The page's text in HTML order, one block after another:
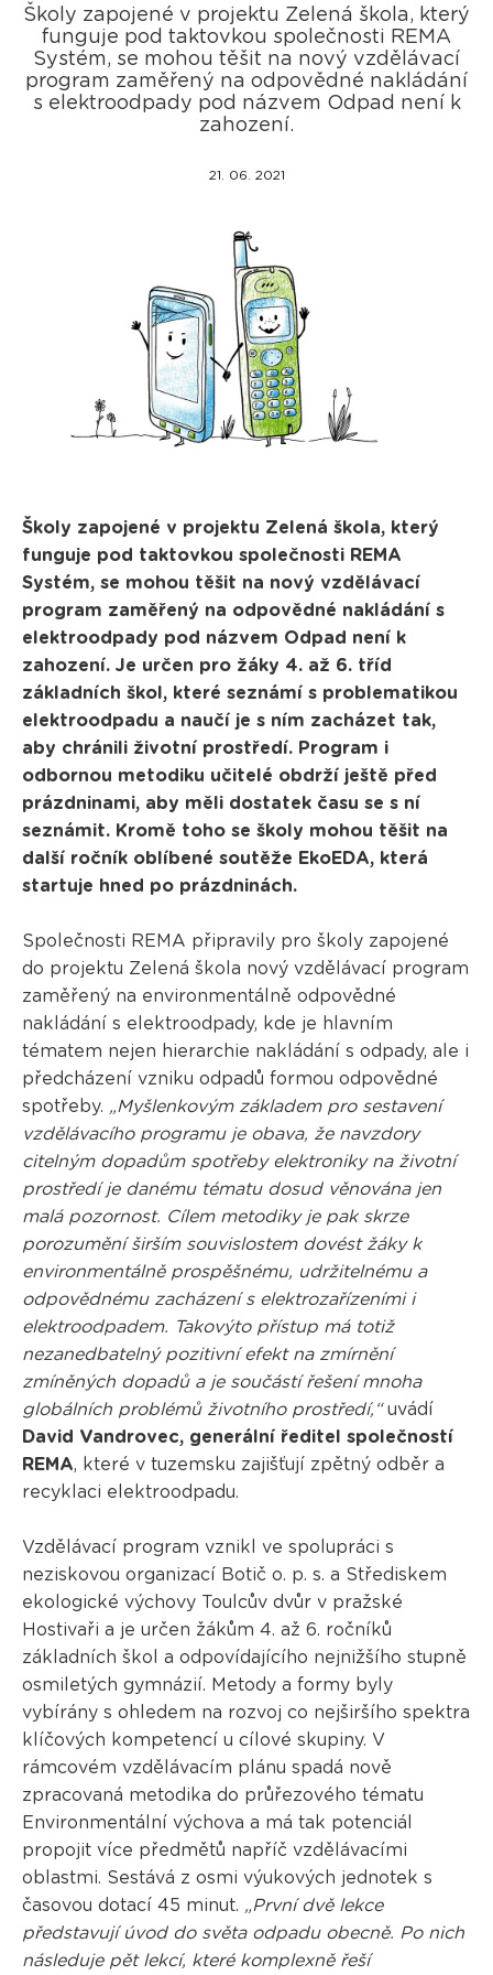
Školy zapojené v projektu Zelená škola, který
funguje pod taktovkou společnosti REMA
Systém, se mohou těšit na nový vzdělávací
program zaměřený na odpovědné nakládání
s elektroodpady pod názvem Odpad není k
zahození.
21. 06. 2021
Školy zapojené v projektu Zelená škola, který
funguje pod taktovkou společnosti REMA
Systém, se mohou těšit na nový vzdělávací
program zaměřený na odpovědné nakládání s
elektroodpady pod názvem Odpad není k
zahození. Je určen pro žáky 4. až 6. tříd
základních škol, které seznámí s problematikou
elektroodpadu a naučí je s ním zacházet tak,
aby chránili životní prostředí. Program i
odbornou metodiku učitelé obdrží ještě před
prázdninami, aby měli dostatek času se s ní
seznámit. Kromě toho se školy mohou těšit na
další ročník oblíbené soutěže EkoEDA, která
startuje hned po prázdninách.
Společnosti REMA připravily pro školy zapojené
do projektu Zelená škola nový vzdělávací program
zaměřený na environmentálně odpovědné
nakládání s elektroodpady, kde je hlavním
tématem nejen hierarchie nakládání s odpady, ale i
předcházení vzniku odpadů formou odpovědné
spotřeby. „Myšlenkovým základem pro sestavení
vzdělávacího programu je obava, že navzdory
citelným dopadům spotřeby elektroniky na životní
prostředí je danému tématu dosud věnována jen
malá pozornost. Cílem metodiky je pak skrze
porozumění širším souvislostem dovést žáky k
environmentálně prospěšnému, udržitelnému a
odpovědnému zacházení s elektrozařízeními i
elektroodpadem. Takovýto přístup má totiž
nezanedbatelný pozitivní efekt na zmírnění
zmíněných dopadů a je součástí řešení mnoha
globálních problémů životního prostředí,“uvádí
David Vandrovec, generální ředitel společností
REMA, které v tuzemsku zajišťují zpětný odběr a
recyklaci elektroodpadu.
Vzdělávací program vznikl ve spolupráci s
neziskovou organizací Botič o. p. s. a Střediskem
ekologické výchovy Toulcův dvůr v pražské
Hostivaři a je určen žákům 4. až 6. ročníků
základních škol a odpovídajícího nejnižšího stupně
osmiletých gymnázií. Metody a formy byly
vybírány s ohledem na rozvoj co nejširšího spektra
klíčových kompetencí u cílové skupiny. V
rámcovém vzdělávacím plánu spadá nově
zpracovaná metodika do průřezového tématu
Environmentální výchova a má tak potenciál
propojit více předmětů napříč vzdělávacími
oblastmi. Sestává z osmi výukových jednotek s
časovou dotací 45 minut. „První dvě lekce
představují úvod do světa odpadu obecně. Po nich
následuje pět lekcí, které komplexně řeší